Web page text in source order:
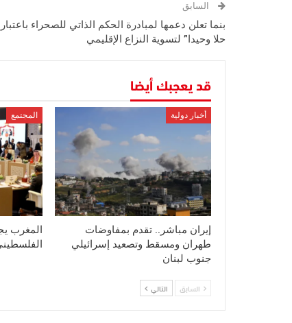
السابق
بنما تعلن دعمها لمبادرة الحكم الذاتي للصحراء
حلا وحيدا” لتسوية النزاع الإقليمي
قد يعجبك أيضا
أخبار دولية
إيران مباشر.. تقدم بمفاوضات
طهران ومسقط وتصعيد إسرائيلي
جنوب لبنان
المجتمع
المغرب
السابق التالي